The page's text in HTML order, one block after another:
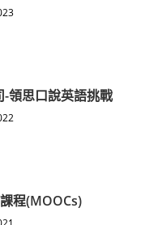
領思口說英語挑戰
程(MOOCs)